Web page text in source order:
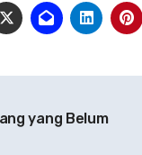
yang Belum